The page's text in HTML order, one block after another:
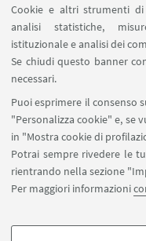
Cookie e altri strumenti
analisi statistiche,
istituzionale e analisi dei
Se chiudi questo banner
necessari.
Puoi esprimere il consenso
"Personalizza cookie" e, se
in "Mostra cookie di
Potrai sempre rivedere le
rientrando nella sezione
Per maggiori informazioni
SEGUI